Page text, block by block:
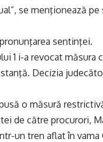
se menţionează
sentinţei.
1 i-a revocat măsura
Decizia
o măsură
de către procurori,
un tren aflat în